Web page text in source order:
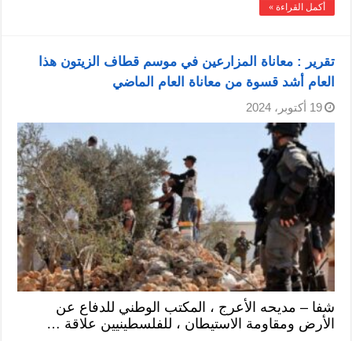
أكمل القراءة »
تقرير : معاناة المزارعين في موسم قطاف الزيتون هذا
العام أشد قسوة من معاناة العام الماضي
19 أكتوبر، 2024
شفا – مديحه الأعرج ، المكتب الوطني للدفاع عن
الأرض ومقاومة الاستيطان ، للفلسطينيين علاقة …